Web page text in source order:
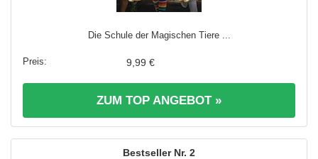
Die Schule der Magischen Tiere ...
9,99 €
ZUM TOP ANGEBOT »
2